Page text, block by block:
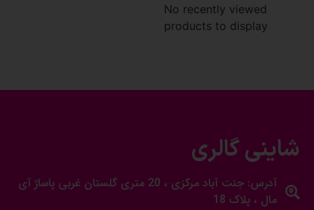
No recently viewed
products to display
شاینی گالری
آدرس: جنت آباد مرکزی ، 20 متری گلستان غربی پاساژ آی
مال ، پلاک 18